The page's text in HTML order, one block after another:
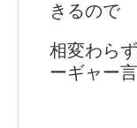
きるので
相変わら
ーギャー